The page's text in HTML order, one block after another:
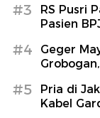
#3
RS Pusri
Pasien
#4
Geger
#5
Pria di
Kabel